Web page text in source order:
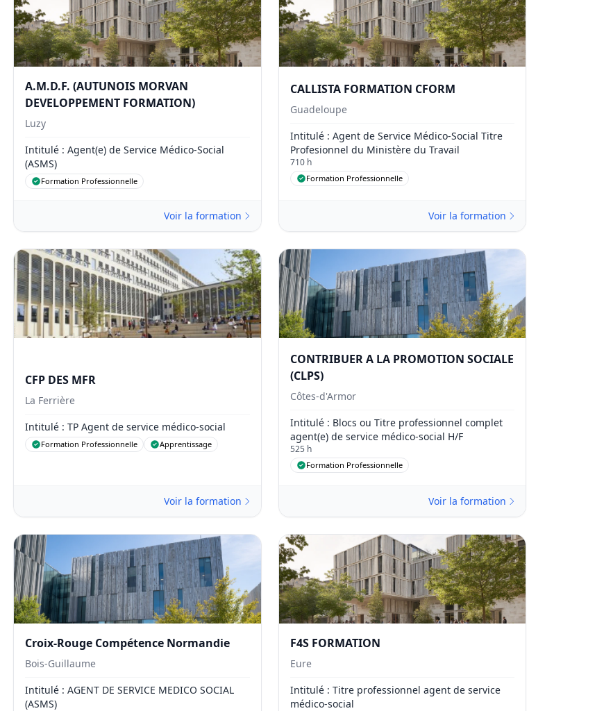
A.M.D.F. (AUTUNOIS MORVAN
DEVELOPPEMENT FORMATION)
Luzy
Intitulé : Agent(e) de Service Médico-Social
(ASMS)
Formation Professionnelle
Voir la formation
CALLISTA FORMATION CFORM
Guadeloupe
Intitulé: Agent de Service Médico-Social Titre
Profesionnel du Ministère du Travail
710 h
Formation Professionnelle
Voir la formation
CFP DES MFR
La Ferrière
Intitulé : TP Agent de service médico-social
Formation Professionnelle Apprentissage
Voir la formation
CONTRIBUER A LA PROMOTION SOCIALE
(CLPS)
Côtes-d'Armor
Intitulé: Blocs ou Titre professionnel complet
agent(e) de service médico-social H/F
525 h
Formation Professionnelle
Voir la formation
Croix-Rouge Compétence Normandie
Bois-Guillaume
Intitulé : AGENT DE SERVICE MEDICO SOCIAL
(ASMS)
F4S FORMATION
Eure
Intitulé: Titre professionnel agent de service
médico-social